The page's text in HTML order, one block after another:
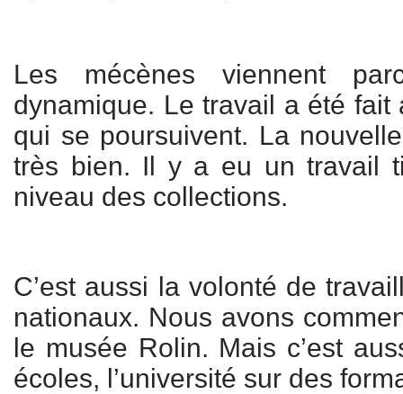
Les mécènes viennent
dynamique. Le travail a été fait
qui se poursuivent. La
très bien. Il y a eu un travail
niveau des collections.
C’est aussi la volonté de
nationaux. Nous avons
le musée Rolin. Mais c’est
écoles, l’université sur des